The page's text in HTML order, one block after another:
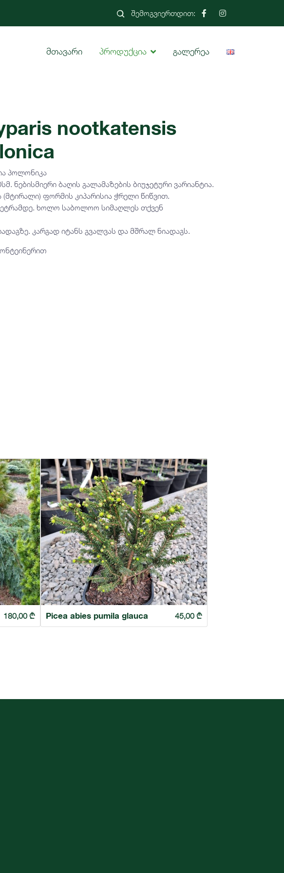
შემოგვიერთდით:
მთავარი პროდუქცია გალერეა
nootkatensis
პოლონიკა
ნებისმიერი ბაღის გალამაზების ბიუჯეტური ვარიანტია.
ფორმის კიპარისია ჭრელი წიწვით.
ხოლო საბოლოო სიმაღლეს თქვენ
კარგად იტანს გვალვას და მშრალ ნიადაგს.
180,00 ₾ Picea abies pumila glauca 45,00₾